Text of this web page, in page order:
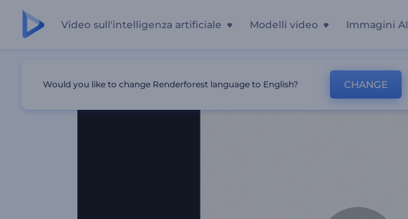
Video sull'intelligenza artificiale Modelli video Immagini AI
Presentazione Di Diapositive Con Gocce D'inchiostro
Would you like to change Renderforest language to English? CHANGE